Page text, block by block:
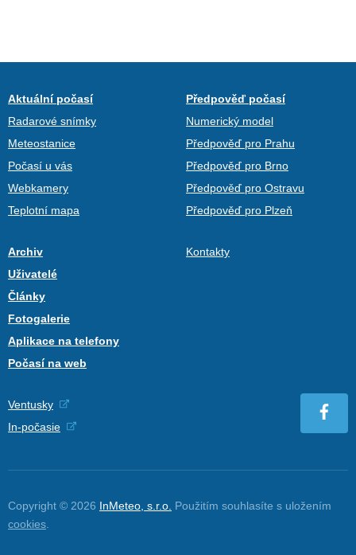
Aktuální počasí
Radarové snímky
Meteostanice
Počasí u vás
Webkamery
Teplotní mapa
Předpověď počasí
Numerický model
Předpověď pro Prahu
Předpověď pro Brno
Předpověď pro Ostravu
Předpověď pro Plzeň
Archiv
Uživatelé
Články
Fotogalerie
Aplikace na telefony
Počasí na web
Kontakty
Ventusky
In-počasie
Copyright © 2026 InMeteo, s.r.o. Použitím souhlasíte s uložením
cookies.